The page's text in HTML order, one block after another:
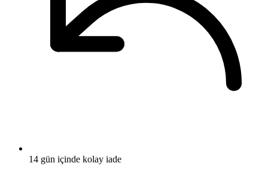
14 gün içinde kolay iade